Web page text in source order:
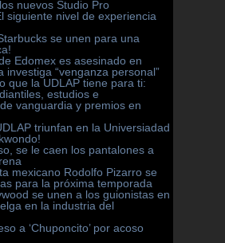
nuevos Studio Pro
siguiente nivel de experiencia
se unen para una
Edomex es asesinado en
investiga “venganza personal”
que la UDLAP tiene para ti:
estudios e
vanguardia y premios en
triunfan en la Universiadad
se le caen los pantalones a
mexicano Rodolfo Pizarro se
para la próxima temporada
se unen a los guionistas en
en la industria del
a ‘Chuponcito’ por acoso